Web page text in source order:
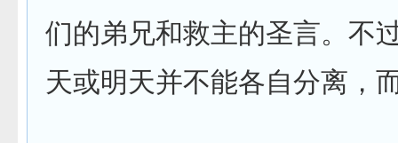
们的弟兄和救主的圣言。不
天或明天并不能各自分离，